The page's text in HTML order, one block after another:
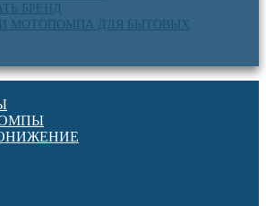
БРЕНД
МОТОПОМПА ДЛЯ БЫТОВЫХ